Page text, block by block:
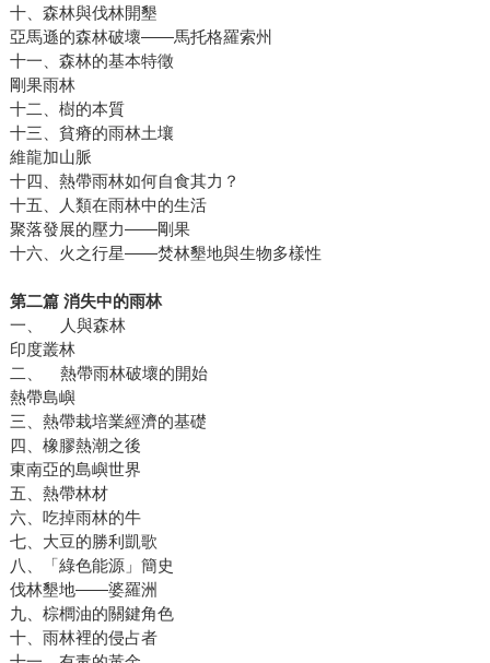
十、森林與伐林開墾
亞馬遜的森林破壞——馬托格羅索州
十一、森林的基本特徵
剛果雨林
十二、樹的本質
十三、貧瘠的雨林土壤
維龍加山脈
十四、熱帶雨林如何自食其力？
十五、人類在雨林中的生活
聚落發展的壓力——剛果
十六、火之行星——焚林墾地與生物多樣性
第二篇 消失中的雨林
一、 人與森林
印度叢林
二、 熱帶雨林破壞的開始
熱帶島嶼
三、熱帶栽培業經濟的基礎
四、橡膠熱潮之後
東南亞的島嶼世界
五、熱帶林材
六、吃掉雨林的牛
七、大豆的勝利凱歌
八、「綠色能源」簡史
伐林墾地——婆羅洲
九、棕櫚油的關鍵角色
十、雨林裡的侵占者